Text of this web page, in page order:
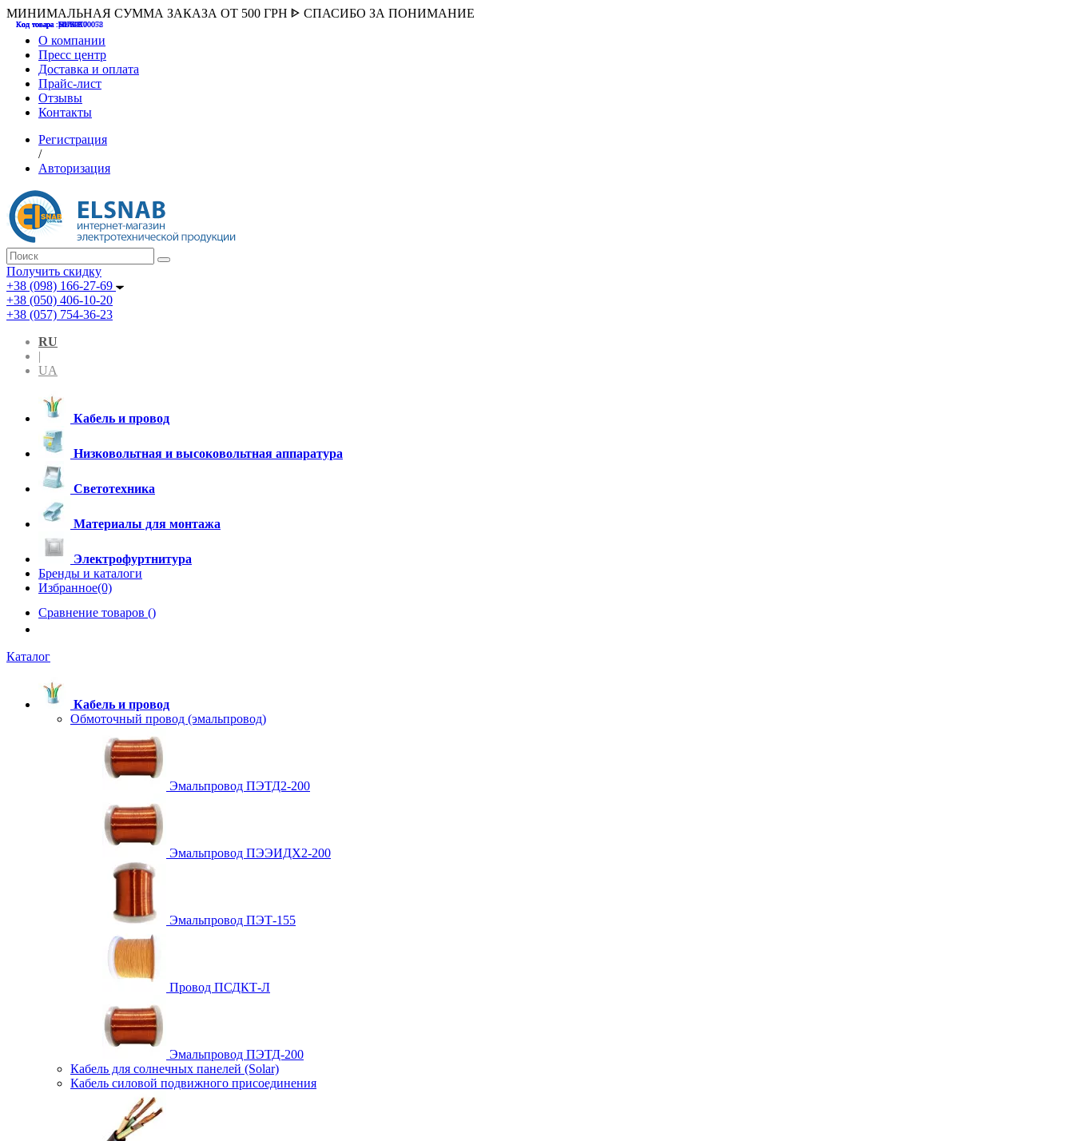
МИНИМАЛЬНАЯ СУММА ЗАКАЗА ОТ 500 ГРН ᐈ СПАСИБО ЗА ПОНИМАНИЕ
О компании
Пресс центр
Доставка и оплата
Прайс-лист
Отзывы
Контакты
Регистрация
/
Авторизация
Получить скидку
+38 (098) 166-27-69
+38 (050) 406-10-20
+38 (057) 754-36-23
RU
|
UA
Кабель и провод
Низковольтная и высоковольтная аппаратура
Светотехника
Материалы для монтажа
Электрофуртнитура
Бренды и каталоги
Избранное(0)
Сравнение товаров ()
Каталог
Кабель и провод
Обмоточный провод (эмальпровод)
Эмальпровод ПЭТД2-200
Эмальпровод ПЭЭИДХ2-200
Эмальпровод ПЭТ-155
Провод ПСДКТ-Л
Эмальпровод ПЭТД-200
Кабель для солнечных панелей (Solar)
Кабель силовой подвижного присоединения
Код товара :507000
Код товара :HUK-K00058
Код товара :Т075177
Код товара :pnsv12
Код товара :HUK-K00072